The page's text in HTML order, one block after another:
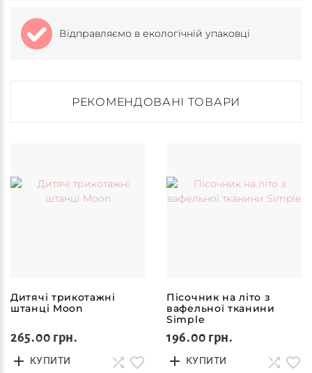
Відправляємо в екологічній упаковці
РЕКОМЕНДОВАНІ ТОВАРИ
Дитячі трикотажні
штанці Moon
265.00 грн.
КУПИТИ
Пісочник на літо з
вафельної тканини
Simple
196.00 грн.
КУПИТИ